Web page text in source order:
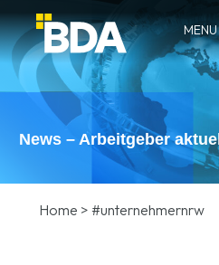
MENU
News – Arbeitgeber
Home > #unternehmernrw